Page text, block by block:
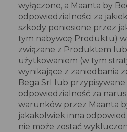
wyłączone, a Maanta by
odpowiedzialności za
szkody poniesione przez
tym nabywcę Produktu)
związane z Produktem
użytkowaniem (w tym
wynikające z zaniedbania
Bega Srl lub przypisywane
odpowiedzialność za
warunków przez Maanta
jakakolwiek inna
nie może zostać